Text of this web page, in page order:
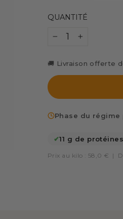
QUANTITÉ
🚚 Livraison offerte
Phase du régime
✔11 g de protéines
Prix au kilo : 58,0 € |